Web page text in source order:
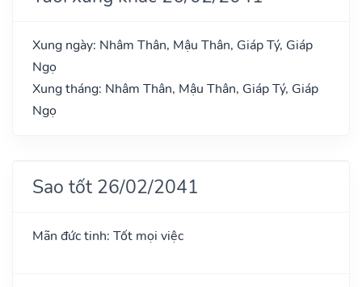
Xung ngày: Nhâm Thân, Mậu Thân, Giáp Tý, Giáp
Ngọ
Xung tháng: Nhâm Thân, Mậu Thân, Giáp Tý, Giáp
Ngọ
Sao tốt 26/02/2041
Mãn đức tinh: Tốt mọi việc